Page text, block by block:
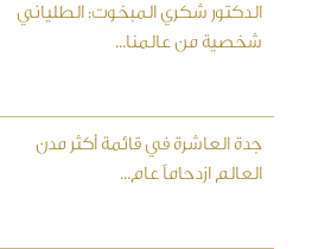
الدكتور شكري المبخوت: الطلياني
شخصية من عالمنا...
جدة العاشرة في قائمة أكثر مدن
العالم ازدحاماً عام...